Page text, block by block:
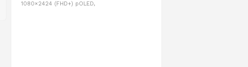
1080×2424 (FHD+) pOLED,